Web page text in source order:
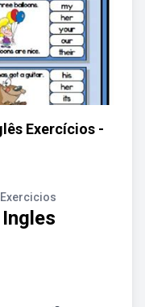
Exercícios -